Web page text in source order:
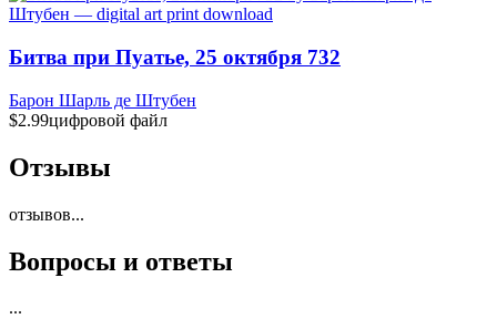
Битва при Пуатье, 25 октября 732
Барон Шарль де Штубен
$2.99цифровой файл
Отзывы
отзывов...
Вопросы и ответы
...